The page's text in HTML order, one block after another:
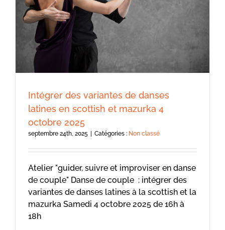
Intégrer des variantes de danses
latines en scottish et mazurka 4
octobre 2025
septembre 24th, 2025 Catégories : Non classé
Atelier "guider, suivre et improviser en danse
de couple" Danse de couple : intégrer des
variantes de danses latines à la scottish et la
mazurka Samedi 4 octobre 2025 de 16h à
18h